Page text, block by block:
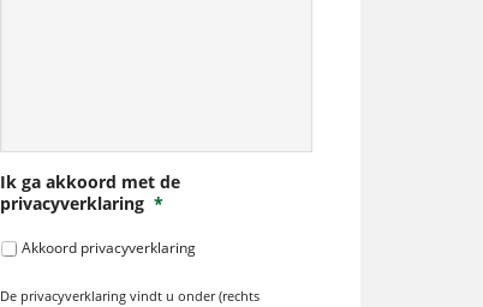
Ik ga akkoord met de
privacyverklaring *
Akkoord privacyverklaring
De privacyverklaring vindt u onder (rechts